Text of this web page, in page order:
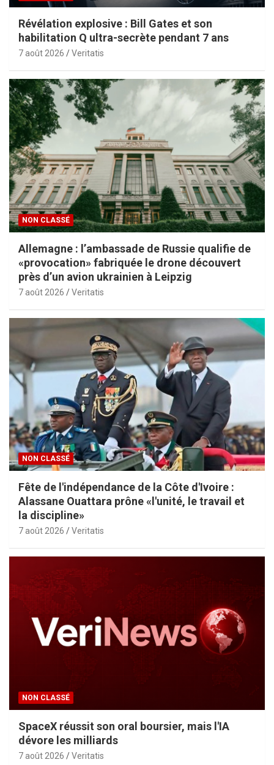
Révélation explosive : Bill Gates et son
habilitation Q ultra-secrète pendant 7 ans
7 août 2026 Veritatis
NON CLASSÉ
Allemagne : l’ambassade de Russie qualifie de
«provocation» fabriquée le drone découvert
près d’un avion ukrainien à Leipzig
7 août 2026 Veritatis
NON CLASSÉ
Fête de l'indépendance de la Côte d'Ivoire :
Alassane Ouattara prône «l'unité, le travail et
la discipline»
7 août 2026 Veritatis
NON CLASSÉ
SpaceX réussit son oral boursier, mais l'IA
dévore les milliards
7 août 2026 Veritatis